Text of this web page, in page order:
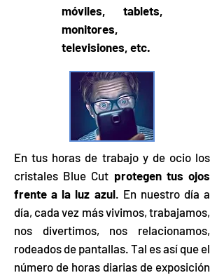
móviles, tablets,
monitores,
televisiones, etc.
En tus horas de trabajo y de ocio los
cristales Blue Cut protegen tus ojos
frente a la luz azul. En nuestro día a
día, cada vez más vivimos, trabajamos,
nos divertimos, nos relacionamos,
rodeados de pantallas. Tal es así que el
número de horas diarias de exposición